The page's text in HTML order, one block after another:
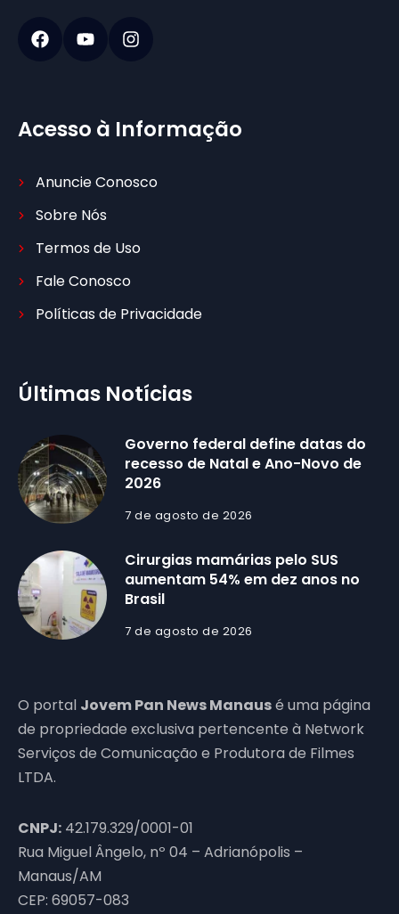
Acesso à Informação
Anuncie Conosco
Sobre Nós
Termos de Uso
Fale Conosco
Políticas de Privacidade
Últimas Notícias
Governo federal define datas do
recesso de Natal e Ano-Novo de
2026
7 de agosto de 2026
Cirurgias mamárias pelo SUS
aumentam 54% em dez anos no
Brasil
7 de agosto de 2026
O portal Jovem Pan News Manausé uma página
de propriedade exclusiva pertencente à Network
Serviços de Comunicação e Produtora de Filmes
LTDA.
CNPJ: 42.179.329/0001-01
Rua Miguel Ângelo, nº 04 – Adrianópolis –
Manaus/AM
CEP: 69057-083